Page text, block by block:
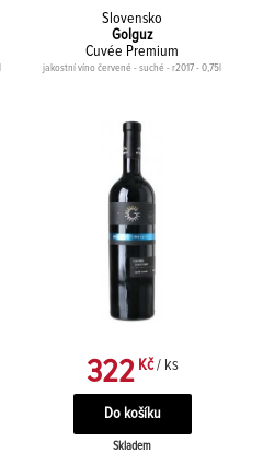
Slovensko
Golguz
Cuvée Premium
jakostní víno červené - suché - r2017 - 0,75l
322 Kč / ks
Skladem